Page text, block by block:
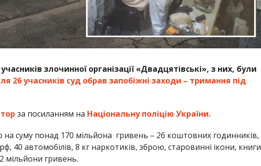
злочинної організації «Двадцятівські», з них, були
26 учасників суд обрав запобіжні заходи – тримання під
за посиланням на Національну поліцію України.
на суму понад 170 мільйона гривень – 26 коштовних годинників,
40 автомобілів, 8 кг наркотиків, зброю, старовинні ікони, книги
мільйони гривень.